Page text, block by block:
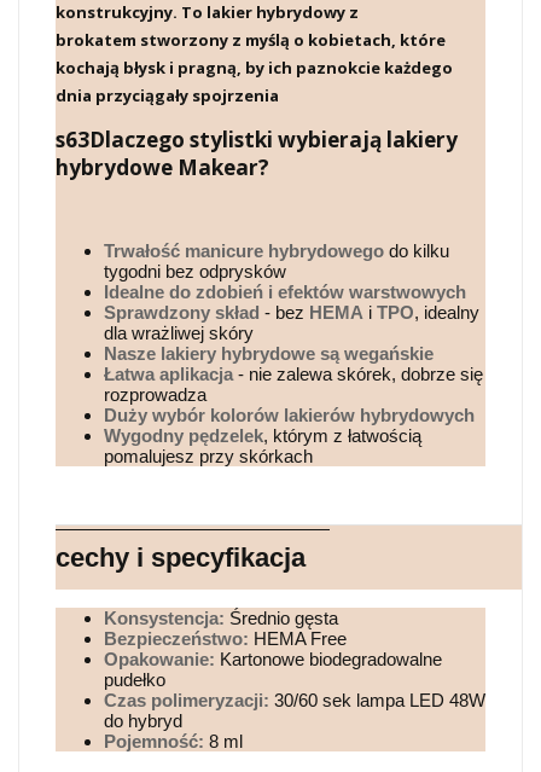
konstrukcyjny. To lakier hybrydowy z
brokatem stworzony z myślą o kobietach, które
kochają błysk i pragną, by ich paznokcie każdego
dnia przyciągały spojrzenia
s63Dlaczego stylistki wybierają lakiery
hybrydowe Makear?
Trwałość manicure hybrydowego do kilku
tygodni bez odprysków
Idealne do zdobień i efektów warstwowych
Sprawdzony skład - bez HEMA i TPO, idealny
dla wrażliwej skóry
Nasze lakiery hybrydowe są wegańskie
Łatwa aplikacja - nie zalewa skórek, dobrze się
rozprowadza
Duży wybór kolorów lakierów hybrydowych
Wygodny pędzelek, którym z łatwością
pomalujesz przy skórkach
cechy i specyfikacja
Konsystencja: Średnio gęsta
Bezpieczeństwo: HEMA Free
Opakowanie: Kartonowe biodegradowalne
pudełko
Czas polimeryzacji: 30/60 sek lampa LED 48W
do hybryd
Pojemność: 8 ml